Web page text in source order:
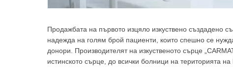
Продажбата на първото изцяло изкуствено създадено
надежда на голям брой пациенти, които спешно се
донори. Производителят на изкуственото сърце
истинското сърце, до всички болници на територията на